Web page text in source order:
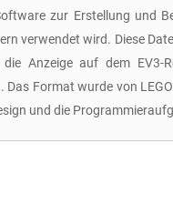
zur Erstellung und
verwendet wird. Diese
Anzeige auf dem EV3-
Format wurde von
und die